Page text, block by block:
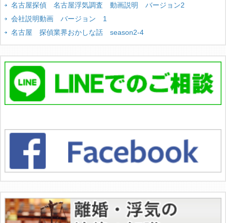
名古屋探偵 名古屋浮気調査 動画説明 バージョン2
会社説明動画 バージョン 1
名古屋 探偵業界おかしな話 season2-4